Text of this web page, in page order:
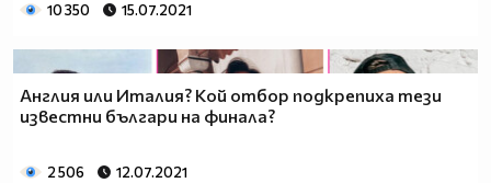
10 350 15.07.2021
Англия или Италия? Кой отбор подкрепиха тези
известни българи на финала?
2 506 12.07.2021